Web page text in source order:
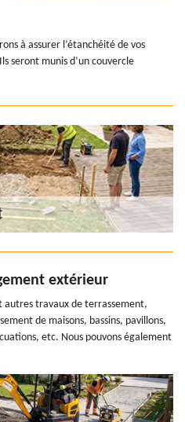
à assurer l’étanchéité de vos
seront munis d’un couvercle
extérieur
autres travaux de terrassement,
de maisons, bassins, pavillons,
etc. Nous pouvons également